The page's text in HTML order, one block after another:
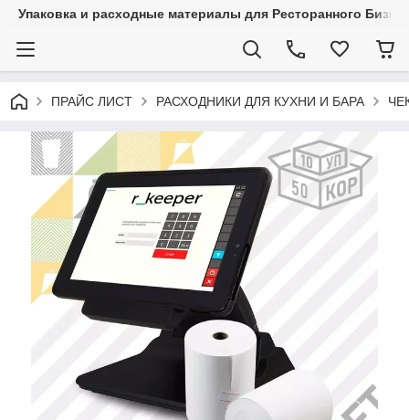
Упаковка и расходные материалы для Ресторанного
ПРАЙС ЛИСТ РАСХОДНИКИ ДЛЯ КУХНИ И БАРА